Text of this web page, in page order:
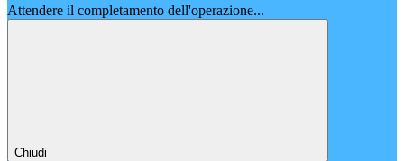
Attendere il completamento dell'operazione...
Chiudi